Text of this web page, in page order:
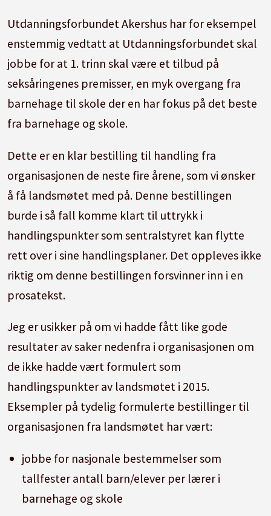
Utdanningsforbundet Akershus har for eksempel
enstemmig vedtatt at Utdanningsforbundet skal
jobbe for at 1. trinn skal være et tilbud på
seksåringenes premisser, en myk overgang fra
barnehage til skole der en har fokus på det beste
fra barnehage og skole.
Dette er en klar bestilling til handling fra
organisasjonen de neste fire årene, som vi ønsker
å få landsmøtet med på. Denne bestillingen
burde i så fall komme klart til uttrykk i
handlingspunkter som sentralstyret kan flytte
rett over i sine handlingsplaner. Det oppleves ikke
riktig om denne bestillingen forsvinner inn i en
prosatekst.
Jeg er usikker på om vi hadde fått like gode
resultater av saker nedenfra i organisasjonen om
de ikke hadde vært formulert som
handlingspunkter av landsmøtet i 2015.
Eksempler på tydelig formulerte bestillinger til
organisasjonen fra landsmøtet har vært:
jobbe for nasjonale bestemmelser som
tallfester antall barn/elever per lærer i
barnehage og skole